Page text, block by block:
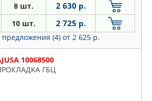
8 шт. 2 630 р.
10 шт. 2 725 р.
предложения (4) от 2 625 р.
10068500
ГБЦ